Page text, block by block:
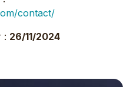
contact/
: 26/11/2024